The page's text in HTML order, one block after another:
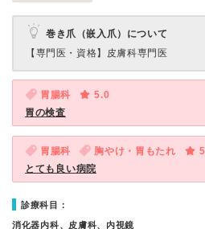
巻き爪（嵌入爪）について
【専門医・資格】 皮膚科専門医
胃腸科
5.0
胃の検査
胃腸科 胸やけ・胃もたれ
とても良い病院
診療科目：
消化器内科、皮膚科、内視鏡